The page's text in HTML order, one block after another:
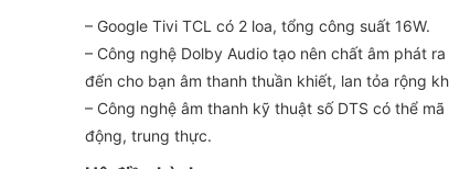
– Google Tivi TCL có 2 loa, tổng công suất 16W.
– Công nghệ Dolby Audio tạo nên chất âm phát
đến cho bạn âm thanh thuần khiết, lan tỏa rộng
– Công nghệ âm thanh kỹ thuật số DTS có thể
động, trung thực.